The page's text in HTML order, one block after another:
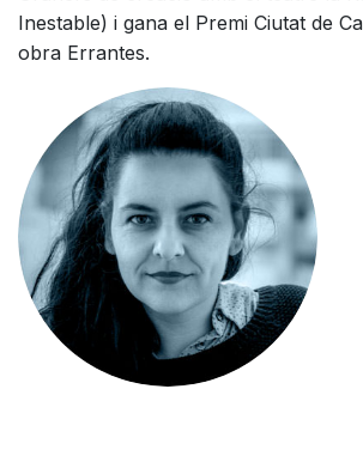
Inestable) i gana el Premi Ciutat de
obra Errantes.